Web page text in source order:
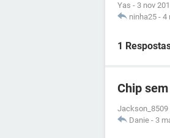
Yas - 3 nov
ninha25 - 4
1
Chip
Jackson_8509
Danie - 3